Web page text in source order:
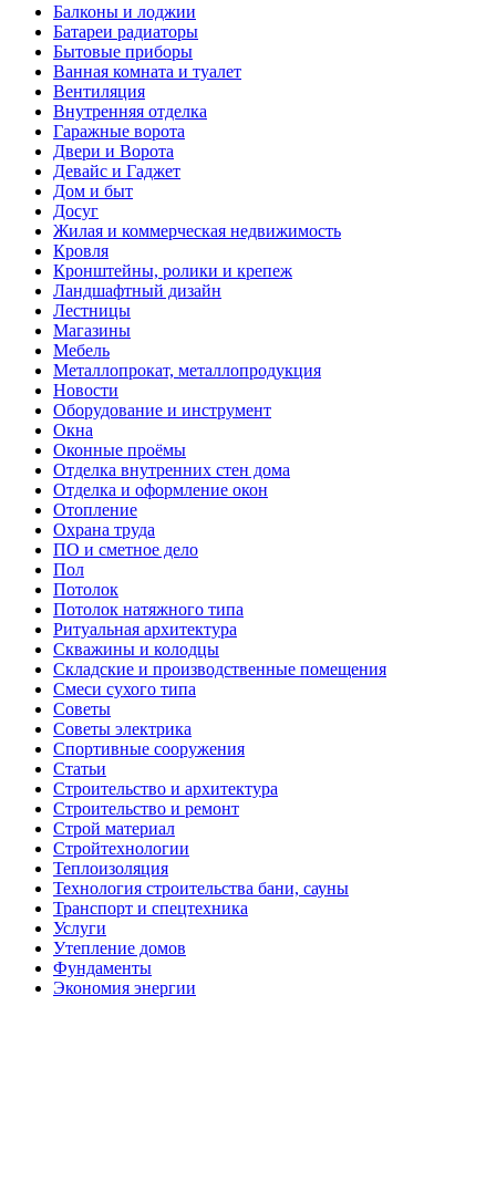
Балконы и лоджии
Батареи радиаторы‎
Бытовые приборы
Ванная комната и туалет
Вентиляция
Внутренняя отделка
Гаражные ворота
Двери и Ворота
Девайс и Гаджет
Дом и быт
Досуг
Жилая и коммерческая недвижимость
Кровля
Кронштейны, ролики и крепеж
Ландшафтный дизайн
Лестницы
Магазины
Мебель
Металлопрокат, металлопродукция
Новости
Оборудование и инструмент
Окна
Оконные проёмы
Отделка внутренних стен дома
Отделка и оформление окон
Отопление
Охрана труда
ПО и сметное дело
Пол
Потолок
Потолок натяжного типа
Ритуальная архитектура
Скважины и колодцы
Складские и производственные помещения
Смеси сухого типа
Советы
Советы электрика
Спортивные сооружения
Статьи
Строительство и архитектура
Строительство и ремонт
Строй материал
Стройтехнологии
Теплоизоляция
Технология строительства бани, сауны
Транспорт и спецтехника
Услуги
Утепление домов
Фундаменты
Экономия энергии